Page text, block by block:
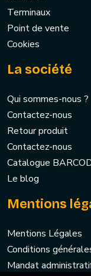
Terminaux
Point de vente
Cookies
La société
Qui sommes-nous ?
Contactez-nous
Retour produit
Contactez-nous
Catalogue
Le blog
Mentions
Mentions Légales
Conditions
Mandat